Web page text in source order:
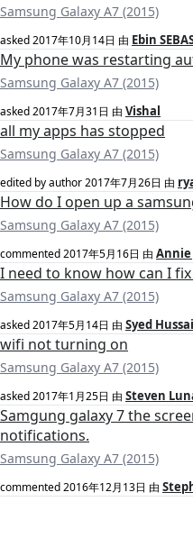
Samsung Galaxy A7 (2015)
asked2017年10月14日 由 Ebin
My phone was restarting
Samsung Galaxy A7 (2015)
asked2017年7月31日 由 Vishal
all my apps has stopped
Samsung Galaxy A7 (2015)
edited by author2017年7月26日 由
How do I open up a
Samsung Galaxy A7 (2015)
commented2017年5月16日 由 Annie
I need to know how can I
Samsung Galaxy A7 (2015)
asked2017年5月14日 由 Syed
wifi not turning on
Samsung Galaxy A7 (2015)
asked2017年1月25日 由 Steven
Samgung galaxy 7 the
notifications.
Samsung Galaxy A7 (2015)
commented2016年12月13日 由